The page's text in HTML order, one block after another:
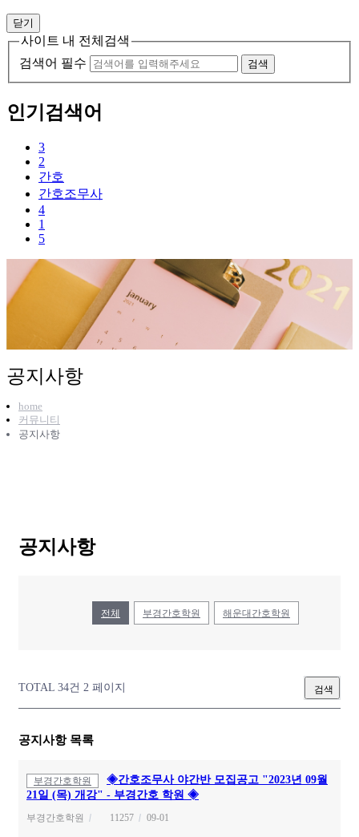
닫기
사이트 내 전체검색
검색어 필수
검색
인기검색어
3
2
간호
간호조무사
4
1
5
공지사항
home
커뮤니티
공지사항
공지사항
전체 부경간호학원 해운대간호학원
TOTAL 34건 2 페이지 검색
공지사항 목록
부경간호학원
◈간호조무사 야간반 모집공고 "2023년 09월
21일 (목) 개강" - 부경간호 학원 ◈
부경간호학원 11257 09-01